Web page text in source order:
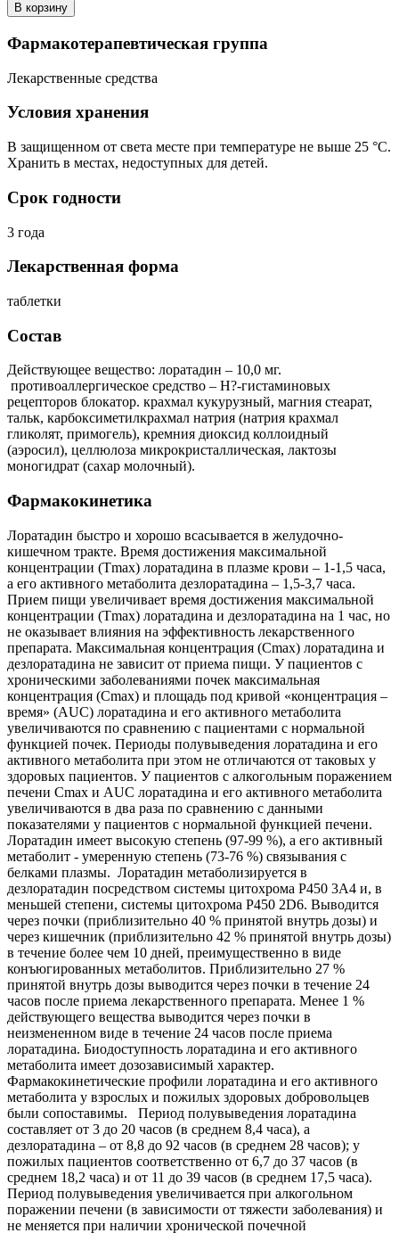
В корзину
Фармакотерапевтическая группа
Лекарственные средства
Условия хранения
В защищенном от света месте при температуре не выше 25 °С.
Хранить в местах, недоступных для детей.
Срок годности
3 года
Лекарственная форма
таблетки
Состав
Действующее вещество: лоратадин – 10,0 мг.
противоаллергическое средство – H?-гистаминовых
рецепторов блокатор. крахмал кукурузный, магния стеарат,
тальк, карбоксиметилкрахмал натрия (натрия крахмал
гликолят, примогель), кремния диокcид коллоидный
(аэросил), целлюлоза микрокристаллическая, лактозы
моногидрат (сахар молочный).
Фармакокинетика
Лоратадин быстро и хорошо всасывается в желудочно-
кишечном тракте. Время достижения максимальной
концентрации (Тmax) лоратадина в плазме крови – 1-1,5 часа,
а его активного метаболита дезлоратадина – 1,5-3,7 часа.
Прием пищи увеличивает время достижения максимальной
концентрации (Тmax) лоратадина и дезлоратадина на 1 час, но
не оказывает влияния на эффективность лекарственного
препарата. Максимальная концентрация (Сmax) лоратадина и
дезлоратадина не зависит от приема пищи. У пациентов с
хроническими заболеваниями почек максимальная
концентрация (Сmax) и площадь под кривой «концентрация –
время» (AUC) лоратадина и его активного метаболита
увеличиваются по сравнению с пациентами с нормальной
функцией почек. Периоды полувыведения лоратадина и его
активного метаболита при этом не отличаются от таковых у
здоровых пациентов. У пациентов с алкогольным поражением
печени Сmax и AUС лоратадина и его активного метаболита
увеличиваются в два раза по сравнению с данными
показателями у пациентов с нормальной функцией печени.
Лоратадин имеет высокую степень (97-99 %), а его активный
метаболит - умеренную степень (73-76 %) связывания с
белками плазмы. Лоратадин метаболизируется в
дезлоратадин посредством системы цитохрома Р450 3А4 и, в
меньшей степени, системы цитохрома Р450 2D6. Выводится
через почки (приблизительно 40 % принятой внутрь дозы) и
через кишечник (приблизительно 42 % принятой внутрь дозы)
в течение более чем 10 дней, преимущественно в виде
конъюгированных метаболитов. Приблизительно 27 %
принятой внутрь дозы выводится через почки в течение 24
часов после приема лекарственного препарата. Менее 1 %
действующего вещества выводится через почки в
неизмененном виде в течение 24 часов после приема
лоратадина. Биодоступность лоратадина и его активного
метаболита имеет дозозависимый характер.
Фармакокинетические профили лоратадина и его активного
метаболита у взрослых и пожилых здоровых добровольцев
были сопоставимы. Период полувыведения лоратадина
составляет от 3 до 20 часов (в среднем 8,4 часа), а
дезлоратадина – от 8,8 до 92 часов (в среднем 28 часов); у
пожилых пациентов соответственно от 6,7 до 37 часов (в
среднем 18,2 часа) и от 11 до 39 часов (в среднем 17,5 часа).
Период полувыведения увеличивается при алкогольном
поражении печени (в зависимости от тяжести заболевания) и
не меняется при наличии хронической почечной